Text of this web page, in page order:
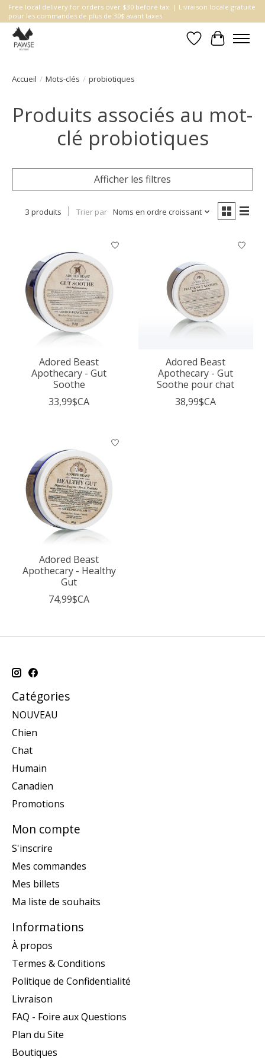
Free local delivery for orders over $30 before tax. | Livraison locale gratuite
pour les commandes de plus de 30$ avant taxes.
Liste dePanier
Accueil / Mots-clés / probiotiques
Produits associés au mot-
clé probiotiques
Afficher les filtres
3 produits Trier par Noms en ordre croissant
Adored Beast
Apothecary - Gut
Soothe
33,99$CA
Adored Beast
Apothecary - Gut
Soothe pour chat
38,99$CA
Adored Beast
Apothecary - Healthy
Gut
74,99$CA
Catégories
NOUVEAU
Chien
Chat
Humain
Canadien
Promotions
Mon compte
S'inscrire
Mes commandes
Mes billets
Ma liste de souhaits
Informations
À propos
Termes & Conditions
Politique de Confidentialité
Livraison
FAQ - Foire aux Questions
Plan du Site
Boutiques